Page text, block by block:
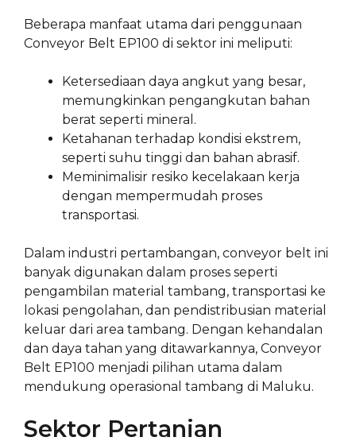
Beberapa manfaat utama dari penggunaan
Conveyor Belt EP100 di sektor ini meliputi:
Ketersediaan daya angkut yang besar,
memungkinkan pengangkutan bahan
berat seperti mineral.
Ketahanan terhadap kondisi ekstrem,
seperti suhu tinggi dan bahan abrasif.
Meminimalisir resiko kecelakaan kerja
dengan mempermudah proses
transportasi.
Dalam industri pertambangan, conveyor belt ini
banyak digunakan dalam proses seperti
pengambilan material tambang, transportasi ke
lokasi pengolahan, dan pendistribusian material
keluar dari area tambang. Dengan kehandalan
dan daya tahan yang ditawarkannya, Conveyor
Belt EP100 menjadi pilihan utama dalam
mendukung operasional tambang di Maluku.
Sektor Pertanian